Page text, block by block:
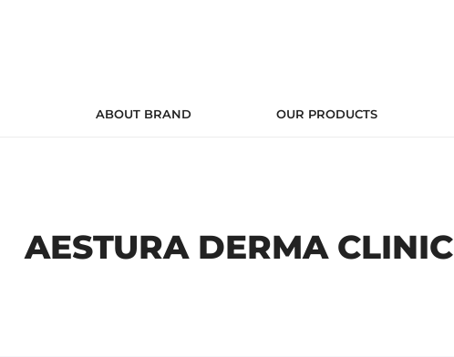
ABOUT BRAND OUR PRODUCTS
AESTURA DERMA CLINIC